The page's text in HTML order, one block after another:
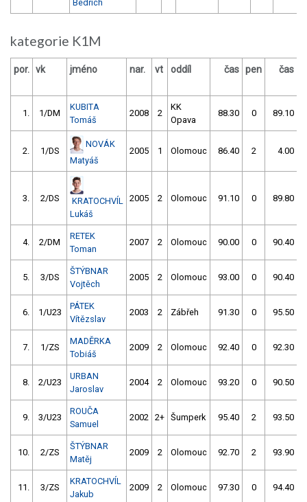
Bedřich
kategorie K1M
por. vk jméno nar. vt oddíl čas pen čas
1. 1/DM
KUBITA
Tomáš
2008 2
KK
Opava
88.30 0 89.10
2. 1/DS
NOVÁK
Matyáš
2005 1 Olomouc 86.40 2 4.00
3. 2/DS
KRATOCHVÍL
Lukáš
2005 2 Olomouc 91.10 0 89.80
4. 2/DM
RETEK
Toman
2007 2 Olomouc 90.00 0 90.40
5. 3/DS
ŠTÝBNAR
Vojtěch
2005 2 Olomouc 93.00 0 90.40
6. 1/U23
PÁTEK
Vítězslav
2003 2 Zábřeh 91.30 0 95.50
7. 1/ZS
MADĚRKA
Tobiáš
2009 2 Olomouc 92.40 0 92.30
8. 2/U23
URBAN
Jaroslav
2004 2 Olomouc 93.20 0 90.50
9. 3/U23
ROUČA
Samuel
2002 2+ Šumperk 95.40 2 93.50
10. 2/ZS
ŠTÝBNAR
Matěj
2009 2 Olomouc 92.70 2 93.90
11. 3/ZS
KRATOCHVÍL
Jakub
2009 2 Olomouc 97.30 0 94.40